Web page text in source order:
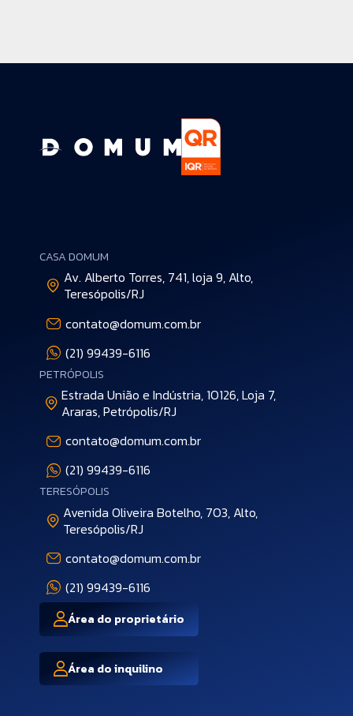
CASA DOMUM
Av. Alberto Torres, 741, loja 9, Alto,
Teresópolis/RJ
contato@domum.com.br
(21) 99439-6116
PETRÓPOLIS
Estrada União e Indústria, 10126, Loja 7,
Araras, Petrópolis/RJ
contato@domum.com.br
(21) 99439-6116
TERESÓPOLIS
Avenida Oliveira Botelho, 703, Alto,
Teresópolis/RJ
contato@domum.com.br
(21) 99439-6116
Área do proprietário
Área do inquilino